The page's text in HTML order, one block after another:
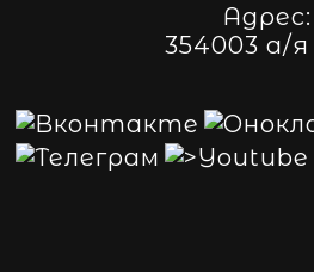
Адрес:
354003 а/я